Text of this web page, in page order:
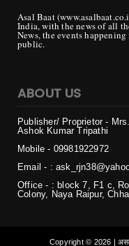
ABOUT US
Ashok Kumar Tripathi
Email - :
Office - : block 7, F1 c,
Colony, Naya Raipur,
Copyright ©
2026 |